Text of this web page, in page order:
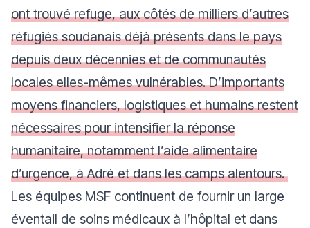
ont trouvé refuge, aux côtés de milliers d’autres
réfugiés soudanais déjà présents dans le pays
depuis deux décennies et de communautés
locales elles-mêmes vulnérables. D’importants
moyens financiers, logistiques et humains restent
nécessaires pour intensifier la réponse
humanitaire, notamment l’aide alimentaire
d’urgence, à Adré et dans les camps alentours.
Les équipes MSF continuent de fournir un large
éventail de soins médicaux à l’hôpital et dans